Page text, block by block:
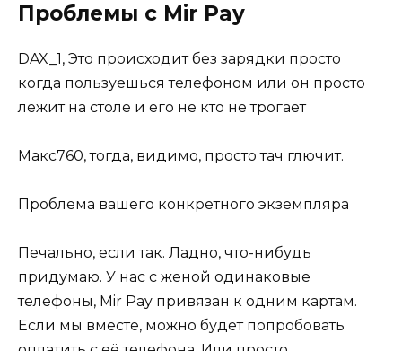
Проблемы с Mir Pay
DAX_1, Это происходит без зарядки просто
когда пользуешься телефоном или он просто
лежит на столе и его не кто не трогает
Макс760, тогда, видимо, просто тач глючит.
Проблема вашего конкретного экземпляра
Печально, если так. Ладно, что-нибудь
придумаю. У нас с женой одинаковые
телефоны, Mir Pay привязан к одним картам.
Если мы вместе, можно будет попробовать